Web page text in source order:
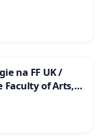
na FF UK /
Faculty of Arts,